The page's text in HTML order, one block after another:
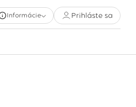
Informácie Prihláste sa